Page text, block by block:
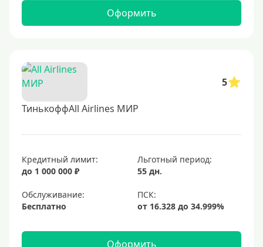
Оформить
5
ТинькоффAll Airlines МИР
Кредитный лимит:
до 1 000 000 ₽
Льготный период:
55 дн.
Обслуживание:
Бесплатно
Оформить